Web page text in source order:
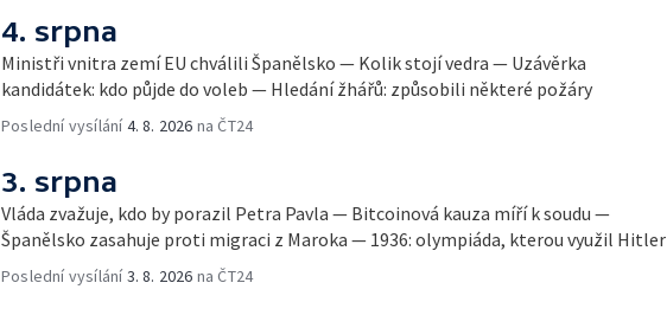
4. srpna
Ministři vnitra zemí EU chválili Španělsko — Kolik stojí vedra — Uzávěrka
kandidátek: kdo půjde do voleb — Hledání žhářů: způsobili některé požáry
Poslední vysílání4. 8. 2026 na ČT24
3. srpna
Vláda zvažuje, kdo by porazil Petra Pavla — Bitcoinová kauza míří k soudu —
Španělsko zasahuje proti migraci z Maroka — 1936: olympiáda, kterou využil Hitler
Poslední vysílání3. 8. 2026 na ČT24